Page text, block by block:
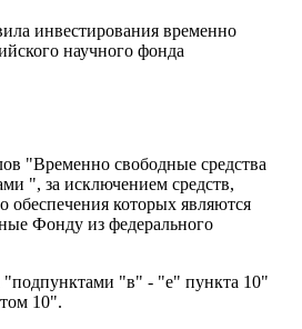
инвестирования временно
научного фонда
"Временно свободные средства
", за исключением средств,
обеспечения которых являются
Фонду из федерального
"подпунктами "в" - "е" пункта 10"
10".